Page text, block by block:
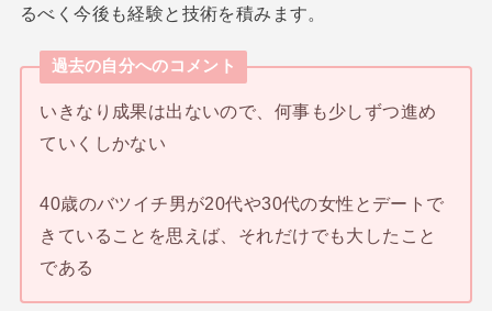
るべく今後も経験と技術を積みます。
過去の自分へのコメント
いきなり成果は出ないので、何事も少しずつ進め
ていくしかない
40歳のバツイチ男が20代や30代の女性とデートで
きていることを思えば、それだけでも大したこと
である